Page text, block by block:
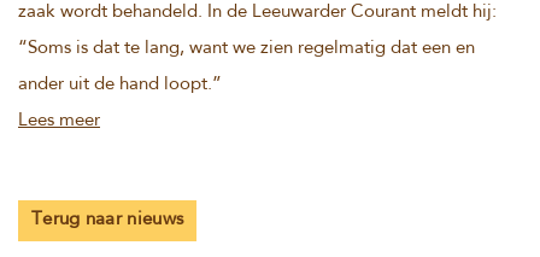
zaak wordt behandeld. In de Leeuwarder Courant meldt hij:
“Soms is dat te lang, want we zien regelmatig dat een en
ander uit de hand loopt.”
Lees meer
Terug naar nieuws